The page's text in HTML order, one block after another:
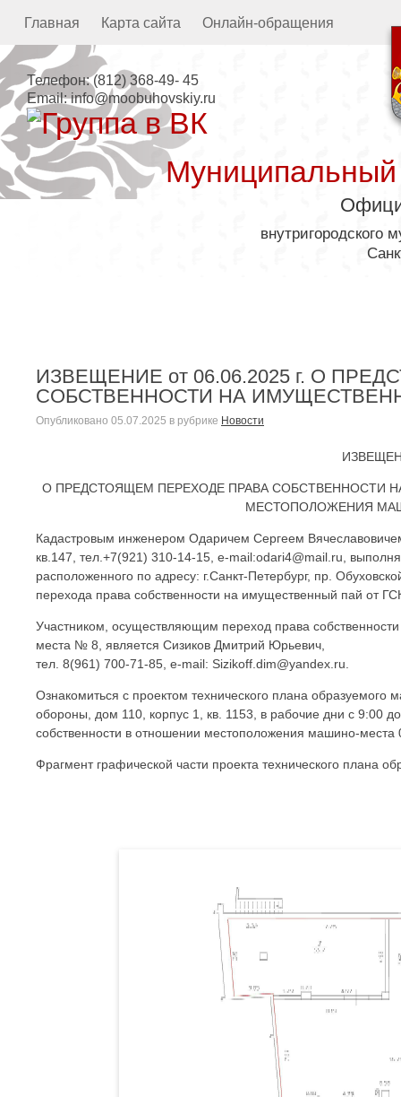
Главная Карта сайта Онлайн-обращения
Телефон:(812) 368-49- 45
Email:info@moobuhovskiy.ru
внутригородского
ИЗВЕЩЕНИЕ от 06.06.2025 г. О
СОБСТВЕННОСТИ НА
Опубликовано 05.07.2025 в рубрике Новости
О ПРЕДСТОЯЩЕМ ПЕРЕХОДЕ ПРАВА СОБСТВЕННОСТИ
МЕСТОПОЛОЖЕНИЯ
Кадастровым инженером Одаричем Сергеем
кв.147, тел.+7(921) 310-14-15, e-mail:odari4@mail.ru,
расположенного по адресу: г.Санкт-Петербург, пр.
перехода права собственности на имущественный пай от
Участником, осуществляющим переход права
места № 8, является Сизиков Дмитрий Юрьевич,
тел. 8(961) 700-71-85, e-mail: Sizikoff.dim@yandex.ru.
Ознакомиться с проектом технического плана
обороны, дом 110, корпус 1, кв. 1153, в рабочие дни с 9:00
собственности в отношении местоположения машино-места
Фрагмент графической части проекта технического плана